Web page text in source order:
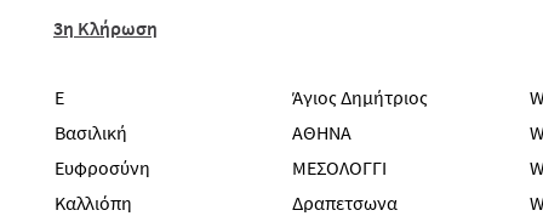
3η Κλήρωση
E Άγιος Δημήτριος
Βασιλική
ΑΘΗΝΑ
Ευφροσύνη
ΜΕΣΟΛΟΓΓΙ
Καλλιόπη
Δραπετσωνα